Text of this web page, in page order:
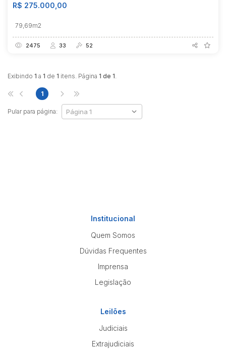
Habilite-se para efetuar lances ou
propostas
R$ 275.000,00
79,69m2
2475 33 52
Exibindo 1 a 1 de 1 itens. Página 1 de 1.
Pular para página:
1
Institucional
Quem Somos
Dúvidas Frequentes
Imprensa
Legislação
Leilões
Judiciais
Extrajudiciais